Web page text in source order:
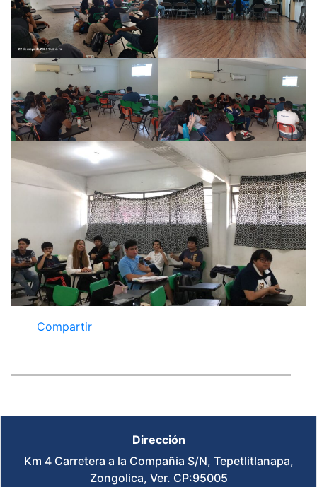
Compartir
Dirección
Km 4 Carretera a la Compañia S/N, Tepetlitlanapa,
Zongolica, Ver. CP:95005